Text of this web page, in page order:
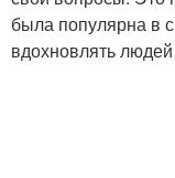
была популярна в
вдохновлять